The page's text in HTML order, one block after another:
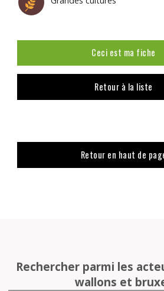
Ceci est ma fiche
Retour à la liste
Retour en haut de
Rechercher parmi les
wallons et